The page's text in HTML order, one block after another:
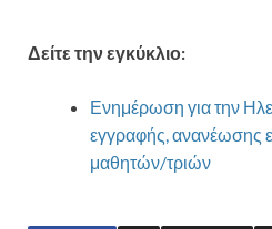
Δείτε την εγκύκλιο:
Ενημέρωση για την
εγγραφής, ανανέωσης
μαθητών/τριών